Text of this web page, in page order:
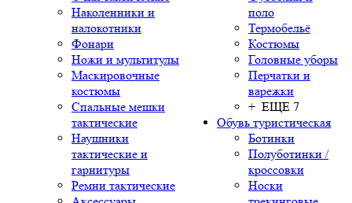
Наколенники и
налокотники
Фонари
Ножи и мультитулы
Маскировочные
костюмы
Спальные мешки
тактические
Наушники
тактические и
гарнитуры
Ремни тактические
поло
Термобельё
Костюмы
Головные уборы
Перчатки и
варежки
+ ЕЩЕ 7
Обувь туристическая
Ботинки
Полуботинки /
кроссовки
Носки